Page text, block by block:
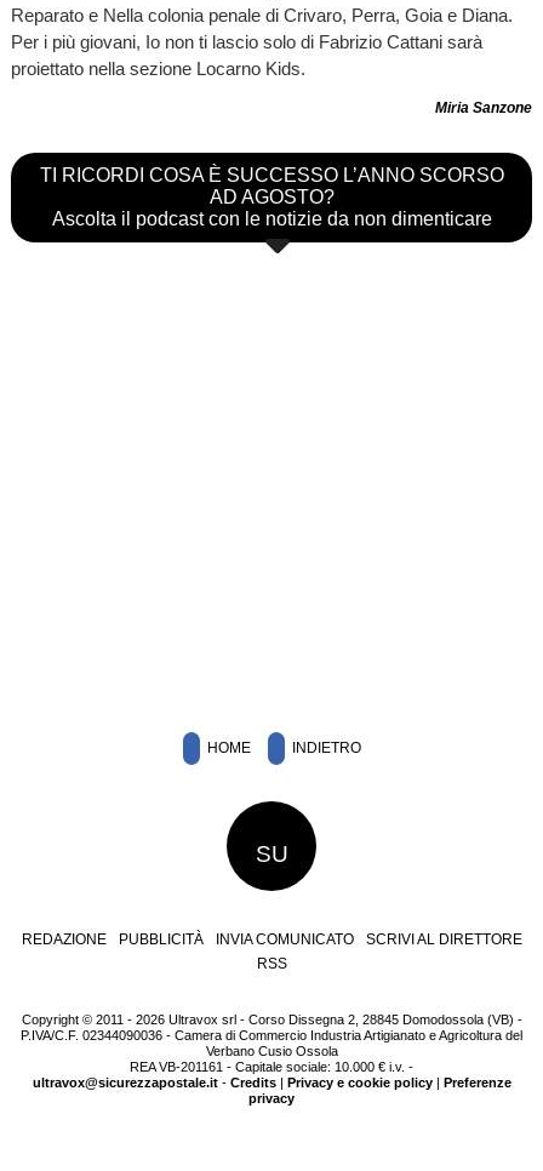
Reparato e Nella colonia penale di Crivaro, Perra, Goia e Diana.
Per i più giovani, Io non ti lascio solo di Fabrizio Cattani sarà
proiettato nella sezione Locarno Kids.
Miria Sanzone
TI RICORDI COSA È SUCCESSO L’ANNO SCORSO
AD AGOSTO?
Ascolta il podcast con le notizie da non dimenticare
HOME INDIETRO
SU
REDAZIONE PUBBLICITÀ INVIA COMUNICATO
SCRIVI AL DIRETTORE
RSS
Copyright © 2011 - 2026 Ultravox srl - Corso Dissegna 2, 28845 Domodossola (VB) -
P.IVA/C.F. 02344090036 - Camera di Commercio Industria Artigianato e Agricoltura del
Verbano Cusio Ossola
REA VB-201161 - Capitale sociale: 10.000 € i.v. -
ultravox@sicurezzapostale.it- Credits| Privacy e cookie policy| Preferenze
privacy